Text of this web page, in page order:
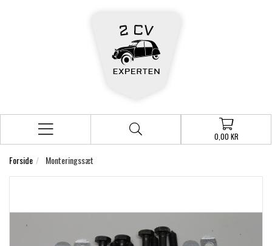
0,00 KR
Forside Monteringssæt